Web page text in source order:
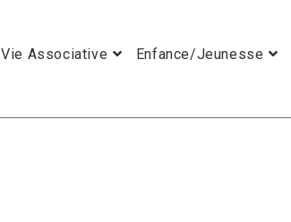
Vie Associative Enfance/Jeunesse